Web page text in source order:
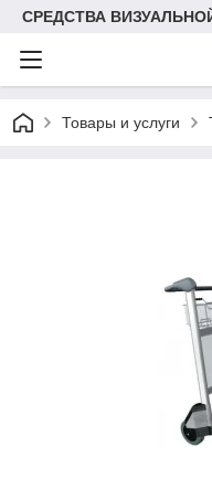
СРЕДСТВА
Товары и услуги